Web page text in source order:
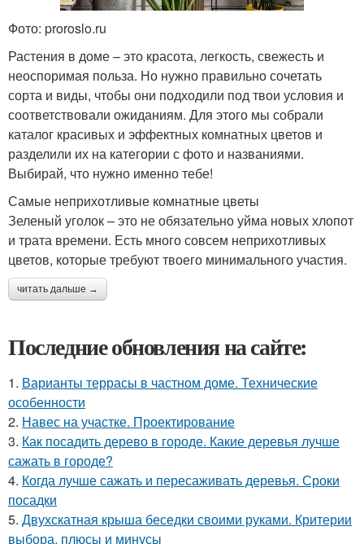
Фото: proroslo.ru
Растения в доме – это красота, легкость, свежесть и
неоспоримая польза. Но нужно правильно сочетать
сорта и виды, чтобы они подходили под твои условия и
соответствовали ожиданиям. Для этого мы собрали
каталог красивых и эффектных комнатных цветов и
разделили их на категории с фото и названиями.
Выбирай, что нужно именно тебе!
Самые неприхотливые комнатные цветы
Зеленый уголок – это не обязательно уйма новых хлопот
и трата времени. Есть много совсем неприхотливых
цветов, которые требуют твоего минимального участия.
читать дальше →
Последние обновления на сайте:
1. Варианты террасы в частном доме. Технические
особенности
2. Навес на участке. Проектирование
3. Как посадить дерево в городе. Какие деревья лучше
сажать в городе?
4. Когда лучше сажать и пересаживать деревья. Сроки
посадки
5. Двухскатная крыша беседки своими руками. Критерии
выбора, плюсы и минусы